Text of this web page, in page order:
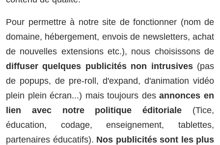
Pour permettre à notre site de fonctionner (nom de
domaine, hébergement, envois de newsletters, achat
de nouvelles extensions etc.), nous choisissons de
diffuser quelques publicités non intrusives(pas
de popups, de pre-roll, d'expand, d'animation vidéo
plein plein écran...) mais toujours desannonces en
lien avec notre politique éditoriale (Tice,
éducation, codage, enseignement, tablettes,
partenaires éducatifs). Nos publicités sont les plus